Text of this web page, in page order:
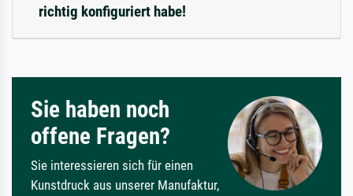
richtig konfiguriert habe!
Sie haben noch
offene Fragen?
Sie interessieren sich für einen
Kunstdruck aus unserer Manufaktur,